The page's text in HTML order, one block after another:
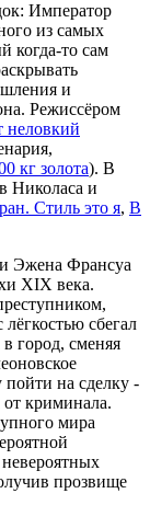
Император
из самых
когда-то сам
и
Режиссёром
неловкий
кг золота). В
Николаса и
Стиль это я, В
Эжена Франсуа
XIX века.
сбегал
город, сменяя
на сделку -
криминала.
мира
прозвище